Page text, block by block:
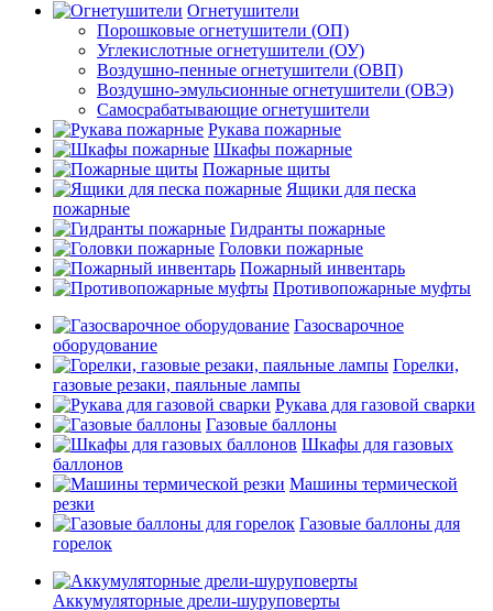
Огнетушители
Порошковые огнетушители (ОП)
Углекислотные огнетушители (ОУ)
Воздушно-пенные огнетушители (ОВП)
Воздушно-эмульсионные огнетушители (ОВЭ)
Самосрабатывающие огнетушители
Рукава пожарные
Шкафы пожарные
Пожарные щиты
Ящики для песка
пожарные
Гидранты пожарные
Головки пожарные
Пожарный инвентарь
Противопожарные муфты
Газосварочное
оборудование
Горелки,
газовые резаки, паяльные лампы
Рукава для газовой сварки
Газовые баллоны
Шкафы для газовых
баллонов
Машины термической
резки
Газовые баллоны для
горелок
Аккумуляторные дрели-шуруповерты